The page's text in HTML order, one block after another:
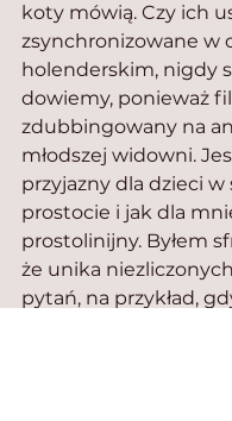
koty mówią. Czy ich
zsynchronizowane w
holenderskim, nigdy
dowiemy, ponieważ
zdubbingowany na
młodszej widowni.
przyjazny dla dzieci w
prostocie i jak dla
prostolinijny. Byłem
że unika
pytań, na przykład,